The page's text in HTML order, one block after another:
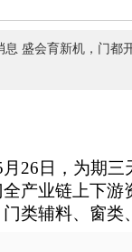
盛会育新机，门
26日，为期三
产业链上下
类辅料、窗类